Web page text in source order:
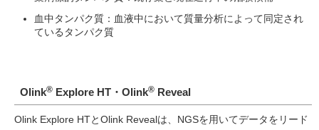
血中タンパク質：血液中において質量分析によって同定され
ているタンパク質
Olink®Explore HT・Olink®Reveal
Olink Explore HTとOlink Revealは、NGSを用いてデータをリード